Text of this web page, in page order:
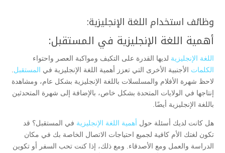
وظائف استخدام اللغة الإنجليزية:
أهمية اللغة الإنجليزية في المستقبل:
اللغة الإنجليزية لديها القدرة على التكيف ومواكبة العصر واحتواء
الكلمات الأجنبية الأخرى التي تعزز أهمية اللغة الإنجليزية في المستقبل
لاحظ شهرة الأفلام والمسلسلات باللغة الإنجليزية بشكل عام، ومشاهدة
إنتاجها في الولايات المتحدة بشكل خاص، بالإضافة إلى شهرة المتحدثين
باللغة الإنجليزية أيضًا.
هل كانت لديك أسئلة حول أهمية اللغة الإنجليزية في المستقبل؟ قد
تكون لغتك الأم كافية لجميع احتياجات الاتصال الخاصة بك في مكان
الدراسة والعمل ومع الأصدقاء. ومع ذلك، إذا كنت تحب السفر أو تكوين